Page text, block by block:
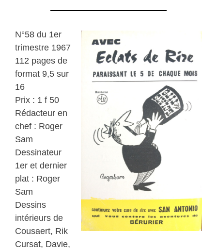
N°58 du 1er
trimestre 1967
112 pages de
format 9,5 sur
16
Prix : 1 f 50
Rédacteur en
chef : Roger
Sam
Dessinateur
1er et dernier
plat : Roger
Sam
Dessins
intérieurs de
Cousaert, Rik
Cursat, Davie,